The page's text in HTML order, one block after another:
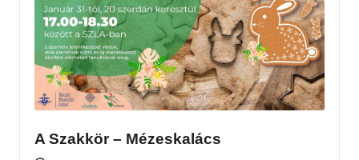
A Szakkör – Mézeskalács